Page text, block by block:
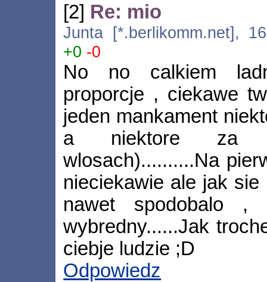
[2] Re: mio
Junta [*.berlikomm.net],
+0 -0
No no calkiem
proporcje , ciekawe
jeden mankament
a niektore za
wlosach)..........Na
nieciekawie ale jak
nawet spodobalo
wybredny......Jak
ciebje ludzie ;D
Odpowiedz